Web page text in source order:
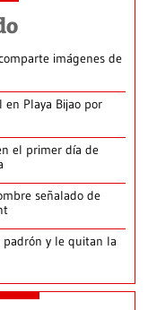
imágenes de
Playa Bijao por
el primer día de
señalado de
padrón y le quitan la